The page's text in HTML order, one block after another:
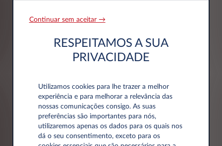
Continuar sem aceitar →
RESPEITAMOS A SUA
PRIVACIDADE
Utilizamos cookies para lhe trazer a melhor
experiência e para melhorar a relevância das
nossas comunicações consigo. As suas
preferências são importantes para nós,
utilizaremos apenas os dados para os quais nos
dá o seu consentimento, exceto para os